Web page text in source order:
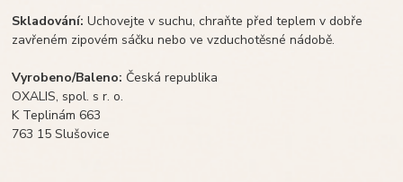
Skladování: Uchovejte v suchu, chraňte před teplem v dobře
zavřeném zipovém sáčku nebo ve vzduchotěsné nádobě.
Vyrobeno/Baleno: Česká republika
OXALIS, spol. s r. o.
K Teplinám 663
763 15 Slušovice